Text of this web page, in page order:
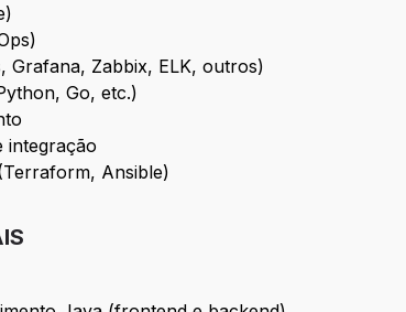
Grafana, Zabbix, ELK, outros)
Go, etc.)
integração
Ansible)